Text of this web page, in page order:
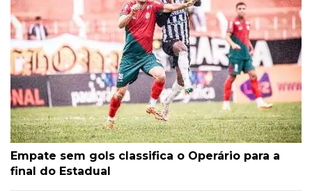
Empate sem gols classifica o Operário para a
final do Estadual